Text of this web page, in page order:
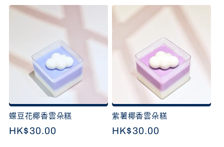
蝶豆花椰香雲朵糕
定
HK$30.00
紫薯椰香雲朵糕
定
HK$30.00